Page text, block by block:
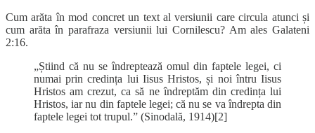
Cum arăta în mod concret un text al versiunii care circula atunci și
cum arăta în parafraza versiunii lui Cornilescu? Am ales Galateni
2:16.
„Știind că nu se îndreptează omul din faptele legei, ci
numai prin credința lui Iisus Hristos, și noi întru Iisus
Hristos am crezut, ca să ne îndreptăm din credința lui
Hristos, iar nu din faptele legei; că nu se va îndrepta din
faptele legei tot trupul.” (Sinodală, 1914)[2]